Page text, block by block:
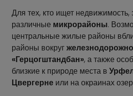
Для тех, кто ищет недвижимость,
различные микрорайоны.
центральные жилые районы
районы вокруг
«Герцогштандбан», а также
близкие к природе места в
Цвергерне или на окраинах